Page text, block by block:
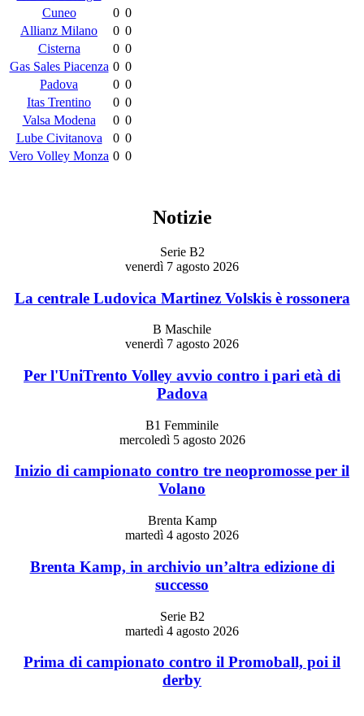
Cuneo
0 0
Allianz Milano
0 0
Cisterna
0 0
Gas Sales Piacenza 0 0
Padova
0 0
Itas Trentino
0 0
Valsa Modena
0 0
Lube Civitanova
0 0
Vero Volley Monza 0 0
Notizie
Serie B2
venerdì 7 agosto 2026
La centrale Ludovica Martinez Volskis è rossonera
B Maschile
venerdì 7 agosto 2026
Per l'UniTrento Volley avvio contro i pari età di
Padova
B1 Femminile
mercoledì 5 agosto 2026
Inizio di campionato contro tre neopromosse per il
Volano
Brenta Kamp
martedì 4 agosto 2026
Brenta Kamp, in archivio un’altra edizione di
successo
Serie B2
martedì 4 agosto 2026
Prima di campionato contro il Promoball, poi il
derby